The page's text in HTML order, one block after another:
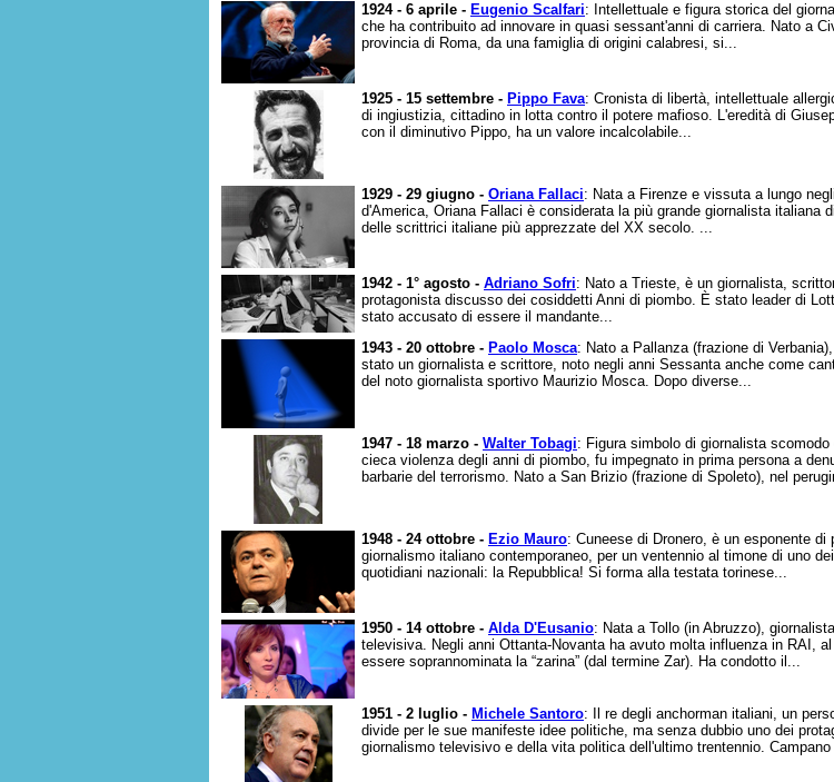
1924 - 6 aprile - Eugenio Scalfari: Intellettuale e figura storica del
che ha contribuito ad innovare in quasi sessant'anni di carriera. Nato a
provincia di Roma, da una famiglia di origini calabresi, si...
1925 - 15 settembre - Pippo Fava: Cronista di libertà, intellettuale
di ingiustizia, cittadino in lotta contro il potere mafioso. L'eredità di
con il diminutivo Pippo, ha un valore incalcolabile...
1929 - 29 giugno - Oriana Fallaci: Nata a Firenze e vissuta a lungo
d'America, Oriana Fallaci è considerata la più grande giornalista italiana
delle scrittrici italiane più apprezzate del XX secolo. ...
1942 - 1° agosto - Adriano Sofri: Nato a Trieste, è un giornalista,
protagonista discusso dei cosiddetti Anni di piombo. È stato leader di
stato accusato di essere il mandante...
1943 - 20 ottobre - Paolo Mosca: Nato a Pallanza (frazione di
stato un giornalista e scrittore, noto negli anni Sessanta anche come
del noto giornalista sportivo Maurizio Mosca. Dopo diverse...
1947 - 18 marzo - Walter Tobagi: Figura simbolo di giornalista
cieca violenza degli anni di piombo, fu impegnato in prima persona a
barbarie del terrorismo. Nato a San Brizio (frazione di Spoleto), nel
1948 - 24 ottobre - Ezio Mauro: Cuneese di Dronero, è un esponente di
giornalismo italiano contemporaneo, per un ventennio al timone di uno
quotidiani nazionali: la Repubblica! Si forma alla testata torinese...
1950 - 14 ottobre - Alda D'Eusanio: Nata a Tollo (in Abruzzo),
televisiva. Negli anni Ottanta-Novanta ha avuto molta influenza in RAI,
essere soprannominata la “zarina” (dal termine Zar). Ha condotto il...
1951 - 2 luglio - Michele Santoro: Il re degli anchorman italiani, un
divide per le sue manifeste idee politiche, ma senza dubbio uno dei
giornalismo televisivo e della vita politica dell'ultimo trentennio. Campano